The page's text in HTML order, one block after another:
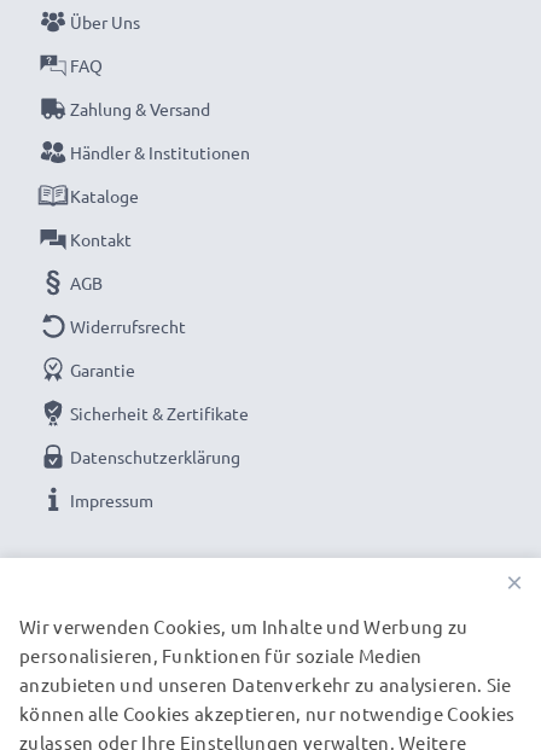
Über Uns
FAQ
Zahlung & Versand
Händler & Institutionen
Kataloge
Kontakt
AGB
Widerrufsrecht
Garantie
Sicherheit & Zertifikate
Datenschutzerklärung
Impressum
UNSERE VERSANDPARTNER
×
Wir verwenden Cookies, um Inhalte und Werbung zu
personalisieren, Funktionen für soziale Medien
anzubieten und unseren Datenverkehr zu analysieren. Sie
können alle Cookies akzeptieren, nur notwendige Cookies
zulassen oder Ihre Einstellungen verwalten. Weitere